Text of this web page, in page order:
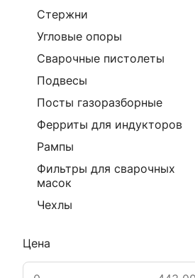
Стержни
Угловые опоры
Сварочные пистолеты
Подвесы
Посты газоразборные
Ферриты для индукторов
Рампы
Фильтры для сварочных
масок
Чехлы
Цена